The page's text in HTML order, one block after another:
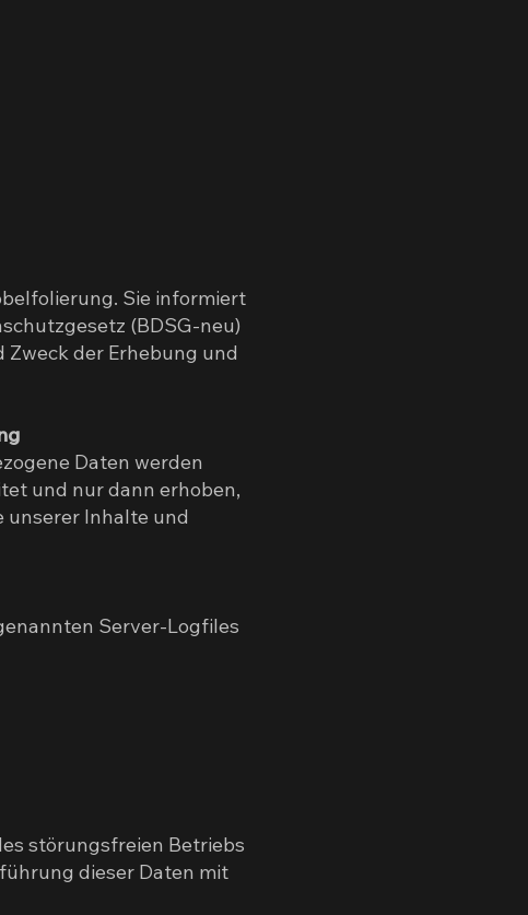
Sie informiert
(BDSG-neu)
der Erhebung und
Daten werden
und nur dann erhoben,
unserer Inhalte und
Server-Logfiles
störungsfreien Betriebs
dieser Daten mit